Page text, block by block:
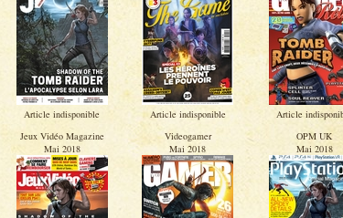
Article indisponible Article indisponible
Article
Jeux Vidéo Magazine
Mai 2018
Videogamer
Mai 2018
OPM UK
Mai 2018